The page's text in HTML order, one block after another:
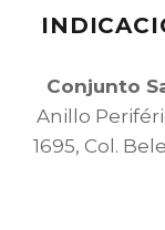
Conjunto
Anillo
1695, Col.